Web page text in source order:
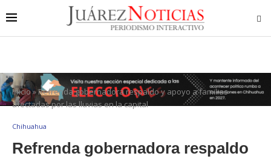
Inicio»Refrenda gobernadora respaldo y apoyo a familias
afectadas por las lluvias en la capital
Chihuahua
Refrenda gobernadora respaldo